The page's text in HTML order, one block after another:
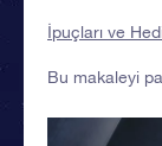
İpuçları ve
Bu makaleyi